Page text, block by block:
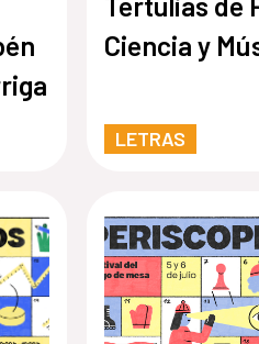
Ciencia y
LETRAS